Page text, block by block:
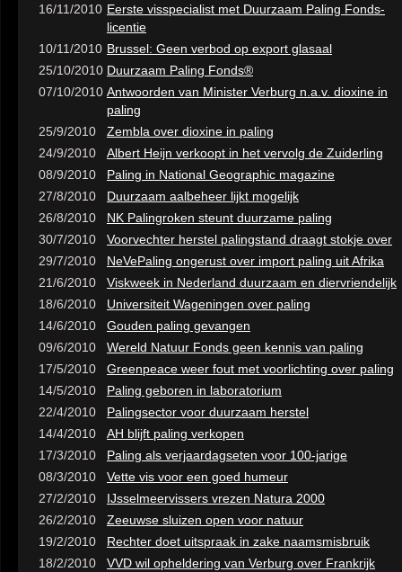
16/11/2010 Eerste visspecialist met Duurzaam Paling Fonds-
licentie
10/11/2010 Brussel: Geen verbod op export glasaal
25/10/2010 Duurzaam Paling Fonds®
07/10/2010 Antwoorden van Minister Verburg n.a.v. dioxine in
paling
25/9/2010
Zembla over dioxine in paling
24/9/2010
Albert Heijn verkoopt in het vervolg de Zuiderling
08/9/2010
Paling in National Geographic magazine
27/8/2010
Duurzaam aalbeheer lijkt mogelijk
26/8/2010
NK Palingroken steunt duurzame paling
30/7/2010
Voorvechter herstel palingstand draagt stokje over
29/7/2010
NeVePaling ongerust over import paling uit Afrika
21/6/2010
Viskweek in Nederland duurzaam en diervriendelijk
18/6/2010
Universiteit Wageningen over paling
14/6/2010
Gouden paling gevangen
09/6/2010
Wereld Natuur Fonds geen kennis van paling
17/5/2010
Greenpeace weer fout met voorlichting over paling
14/5/2010
Paling geboren in laboratorium
22/4/2010
Palingsector voor duurzaam herstel
14/4/2010
AH blijft paling verkopen
17/3/2010
Paling als verjaardagseten voor 100-jarige
08/3/2010
Vette vis voor een goed humeur
27/2/2010
IJsselmeervissers vrezen Natura 2000
26/2/2010
Zeeuwse sluizen open voor natuur
19/2/2010
Rechter doet uitspraak in zake naamsmisbruik
18/2/2010
VVD wil opheldering van Verburg over Frankrijk